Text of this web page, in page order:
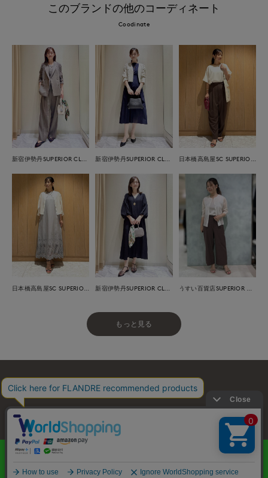
このブランドの他のコーディネート
Coodinate
もっと見る
お問い合わせ 利用規約 プライバシーポリシー
特定商取引・古物営業法に基づく表示